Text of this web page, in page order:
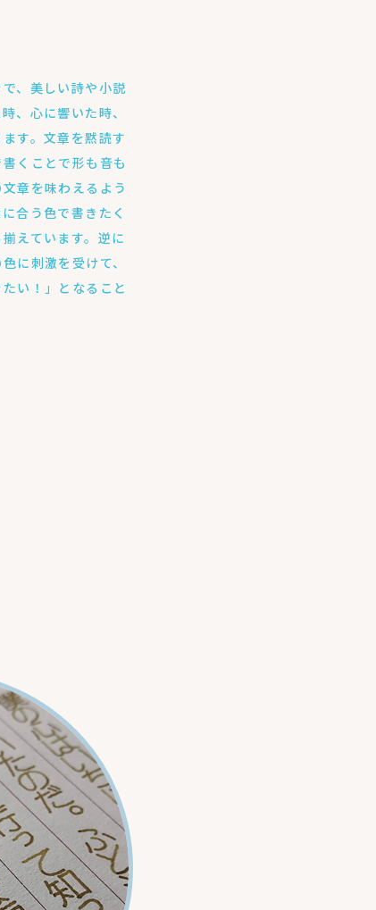
、美しい詩や小説
、心に響いた時、
す。文章を黙読す
くことで形も音も
章を味わえるよう
合う色で書きたく
えています。逆に
に刺激を受けて、
い！」となること